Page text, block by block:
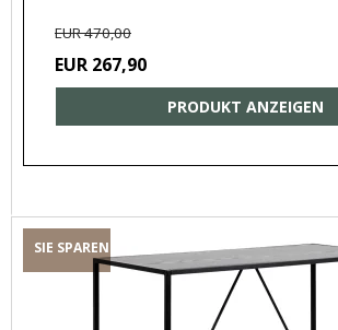
EUR 470,00
EUR 267,90
PRODUKT ANZEIGEN
SIE SPAREN